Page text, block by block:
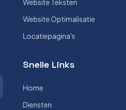
Website Teksten
Website Optimalisatie
Locatiepagina's
Snelle Links
Home
Diensten